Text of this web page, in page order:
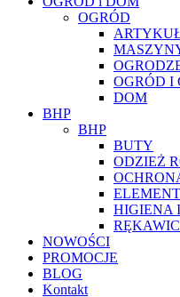
OGRÓD
OGRÓD I
DOM
BHP
BHP
BUTY
ODZIEŻ
HIGIENA
NOWOŚCI
PROMOCJE
BLOG
Kontakt